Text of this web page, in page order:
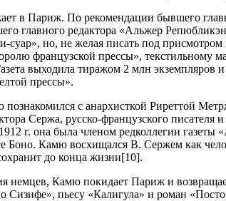
в Париж. По рекомендации бывшего
главного редактора «Альжер
суар», но, не желая писать под
французской прессы», текстильному
выходила тиражом 2 млн экземпляров
прессы».
с анархисткой Риреттой
Сержа, русско-французского писателя
г. она была членом редколлегии
Боно. Камю восхищался В. Сержем как
до конца жизни[10].
немцев, Камю покидает Париж и
Сизифе», пьесу «Калигула» и роман